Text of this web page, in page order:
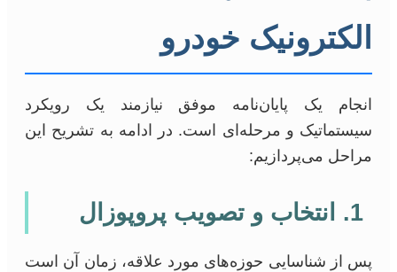
الکترونیک خودرو
انجام یک پایان‌نامه موفق نیازمند یک رویکرد
سیستماتیک و مرحله‌ای است. در ادامه به تشریح این
مراحل می‌پردازیم:
1. انتخاب و تصویب پروپوزال
پس از شناسایی حوزه‌های مورد علاقه، زمان آن است